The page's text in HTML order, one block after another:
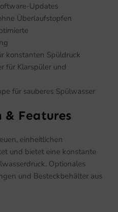
Updates
Überlaufstopfen
konstanten Spüldruck
für Klarspüler und
für sauberes Spülwasser
& Features
einheitlichen
und bietet eine konstante
Optionales
und Besteckbehälter aus